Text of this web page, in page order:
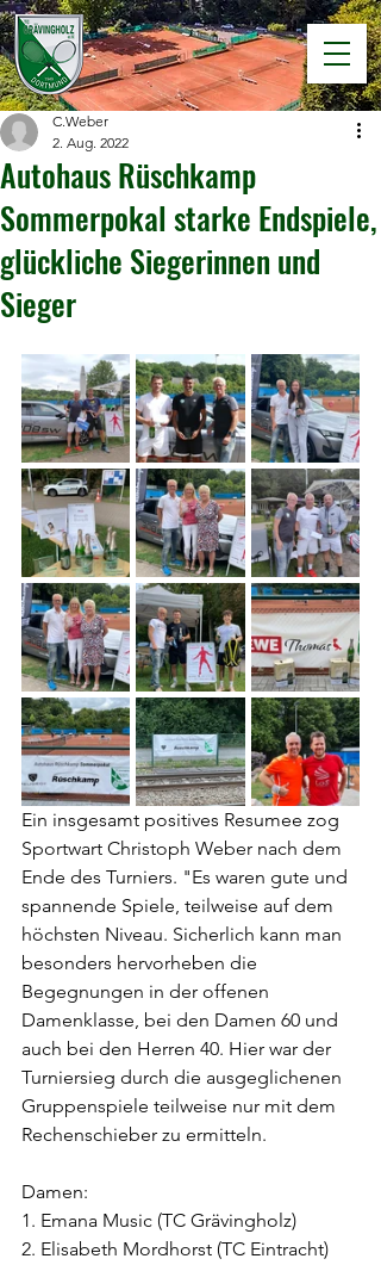
Autohaus Rüschkamp
Sommerpokal starke Endspiele,
glückliche Siegerinnen und
Sieger
C.Weber
2. Aug. 2022
Ein insgesamt positives Resumee zog
Sportwart Christoph Weber nach dem
Ende des Turniers. "Es waren gute und
spannende Spiele, teilweise auf dem
höchsten Niveau. Sicherlich kann man
besonders hervorheben die
Begegnungen in der offenen
Damenklasse, bei den Damen 60 und
auch bei den Herren 40. Hier war der
Turniersieg durch die ausgeglichenen
Gruppenspiele teilweise nur mit dem
Rechenschieber zu ermitteln.
Damen:
1. Emana Music (TC Grävingholz)
2. Elisabeth Mordhorst (TC Eintracht)